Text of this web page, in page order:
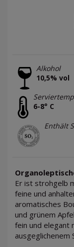
Alkohol
10,5% vol
6-8° C
Enthält
Er ist strohgelb
feine und
aromatisches
und grünem
fein und elegant
ausgeglichenem